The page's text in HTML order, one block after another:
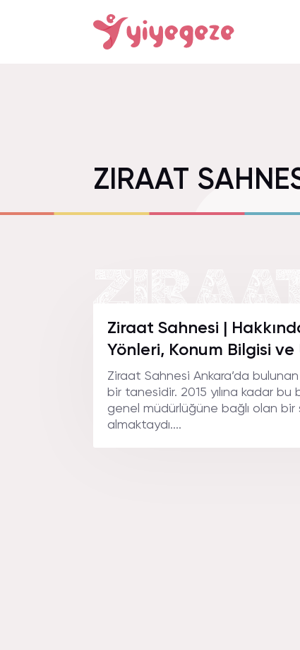
ZIRAAT
Ziraat Sahnesi |
Yönleri, Konum Bilgisi ve
Ziraat Sahnesi Ankara’da
bir tanesidir. 2015 yılına kadar
genel müdürlüğüne bağlı olan
almaktaydı....